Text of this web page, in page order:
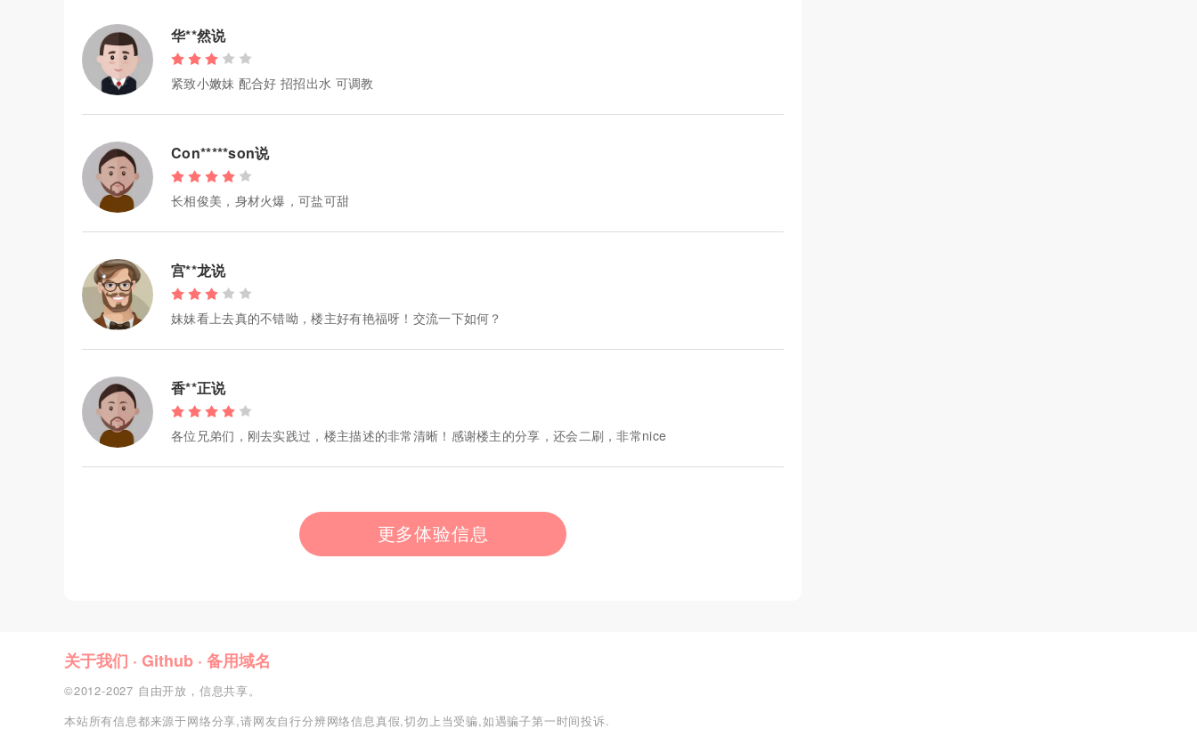
华**然说
紧致小嫩妹 配合好 招招出水 可调教
Con*****son说
长相俊美，身材火爆，可盐可甜
宫**龙说
妹妹看上去真的不错呦，楼主好有艳福呀！交流一下如何？
香**正说
各位兄弟们，刚去实践过，楼主描述的非常清晰！感谢楼主的分享，还会二刷，非常nice
更多体验信息
关于我们 · Github · 备用域名
©2012-2027 自由开放，信息共享。
本站所有信息都来源于网络分享,请网友自行分辨网络信息真假,切勿上当受骗,如遇骗子第一时间投诉.